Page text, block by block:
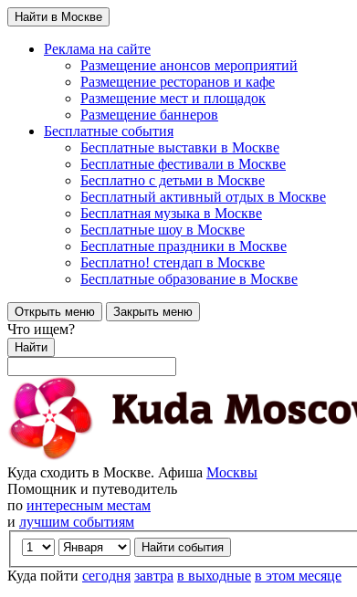
Найти в Москве
Реклама на сайте
Размещение анонсов мероприятий
Размещение ресторанов и кафе
Размещение мест и площадок
Размещение баннеров
Бесплатные события
Бесплатные выставки в Москве
Бесплатные фестивали в Москве
Бесплатно с детьми в Москве
Бесплатный активный отдых в Москве
Бесплатная музыка в Москве
Бесплатные шоу в Москве
Бесплатные праздники в Москве
Бесплатно! стендап в Москве
Бесплатные образование в Москве
Открыть меню Закрыть меню
Что ищем?
Найти
Куда сходить в Москве. Афиша Москвы
Помощник и путеводитель
по интересным местам
и лучшим событиям
Куда пойти сегодня завтра в выходные в этом месяце